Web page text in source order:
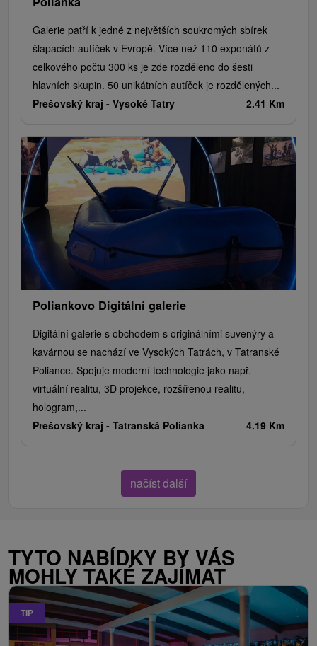
Galerie patří k jedné z největších soukromých sbírek
šlapacích autíček v Evropě. Více než 110 exponátů z
celkového počtu 300 ks je zde rozděleno do šesti
hlavních skupin. 50 unikátních autíček je rozdělených...
Prešovský kraj - Vysoké Tatry 2.41 Km
Poliankovo Digitální galerie
Digitální galerie s obchodem s originálními suvenýry a
kavárnou se nachází ve Vysokých Tatrách, v Tatranské
Poliance. Spojuje moderní technologie jako např.
virtuální realitu, 3D projekce, rozšířenou realitu,
hologram,...
Prešovský kraj - Tatranská Polianka 4.19 Km
načíst další
TYTO NABÍDKY BY VÁS
MOHLY TAKÉ ZAJÍMAT
TIP